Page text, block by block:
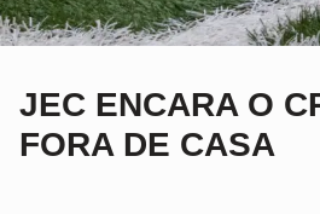
JEC ENCARA O
FORA DE CASA